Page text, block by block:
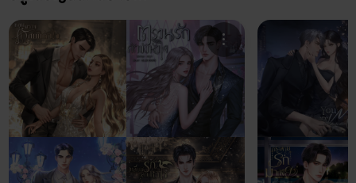
หลุมพรางรักสยบหัวใจ (ลุค-ลูกตาล)
ตรวนรักกักขังหัวใจ (โรแวน-ดั๊กกี้)
เล่ห์รักพันธนาการหัวใจ (แฮร์ริค-เดียร์เลล่า)
เหลี่ยมรักทลายหัวใจ (ดีแลน-แอนนา)
SET 3 First Love(รุ่นลูกของ SET 1-2)